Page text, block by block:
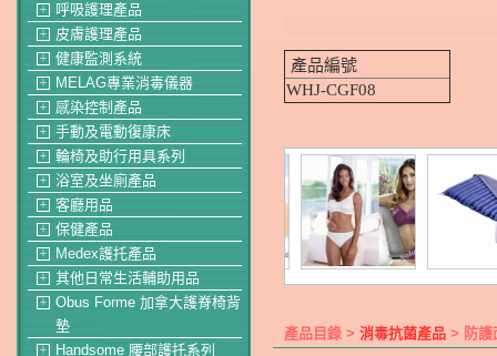
＋ 呼吸護理產品
＋ 皮膚護理產品
＋ 健康監測系統
＋ MELAG專業消毒儀器
＋ 感染控制產品
＋ 手動及電動復康床
＋ 輪椅及助行用具系列
＋ 浴室及坐廁產品
＋ 客廳用品
＋ 保健產品
＋ Medex護托產品
＋ 其他日常生活輔助用品
＋
Obus Forme 加拿大護脊椅背
墊
＋ Handsome 腰部護托系列
產品編號
WHJ-CGF08
產品目錄 > 消毒抗菌產品 > 防護